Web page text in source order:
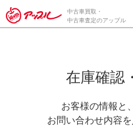
中古車買取・
中古車査定のアップル
在庫確認
お客様の情報と
お問い合わせ内容